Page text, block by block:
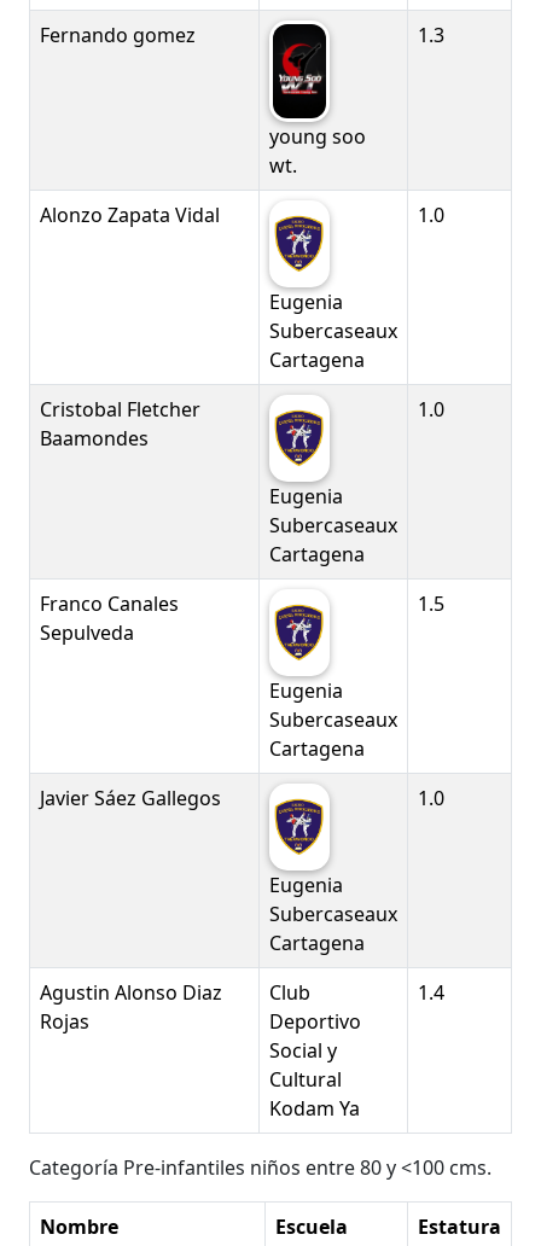
Fernando gomez
young soo
wt.
1.3
Alonzo Zapata Vidal
Eugenia
Subercaseaux
Cartagena
1.0
Cristobal Fletcher
Baamondes
Eugenia
Subercaseaux
Cartagena
1.0
Franco Canales
Sepulveda
Eugenia
Subercaseaux
Cartagena
1.5
Javier Sáez Gallegos
Eugenia
Subercaseaux
Cartagena
1.0
Agustin Alonso Diaz
Rojas
Club
Deportivo
Social y
Cultural
Kodam Ya
1.4
Categoría Pre-infantiles niños entre 80 y <100 cms.
Nombre Escuela Estatura